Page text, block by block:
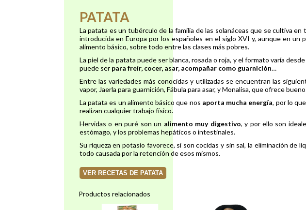
PATATA
La patata es un tubérculo de la familia de las solanáceas que se cultiva
introducida en Europa por los españoles en el siglo XVI y, aunque en
alimento básico, sobre todo entre las clases más pobres.
La piel de la patata puede ser blanca, rosada o roja, y el formato varía
puede ser para freír, cocer, asar, acompañar como guarnición…
Entre las variedades más conocidas y utilizadas se encuentran las
vapor, Jaerla para guarnición, Fábula para asar, y Monalisa, que ofrece
La patata es un alimento básico que nos aporta mucha energía, por lo
realizan cualquier trabajo físico.
Hervidas o en puré son un alimento muy digestivo, y por ello son
estómago, y los problemas hepáticos o intestinales.
Su riqueza en potasio favorece, si son cocidas y sin sal, la eliminación de
todo causada por la retención de esos mismos.
VER RECETAS DE PATATA
Productos relacionados